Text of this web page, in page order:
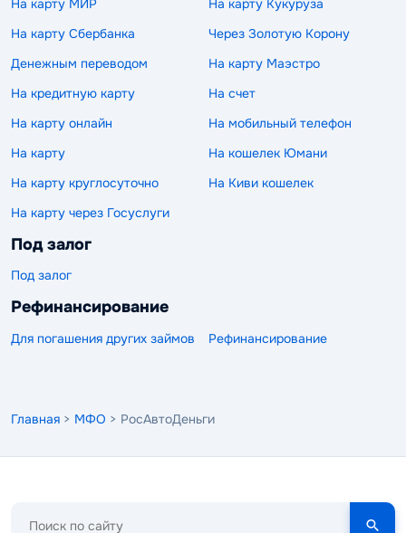
На карту Сбербанка
Через Золотую Корону
Денежным переводом
На карту Маэстро
На кредитную карту
На счет
На карту онлайн
На мобильный телефон
На карту
На кошелек Юмани
На карту круглосуточно
На Киви кошелек
На карту через Госуслуги
Под залог
Под залог
Рефинансирование
Для погашения других займов Рефинансирование
Главная > МФО > РосАвтоДеньги